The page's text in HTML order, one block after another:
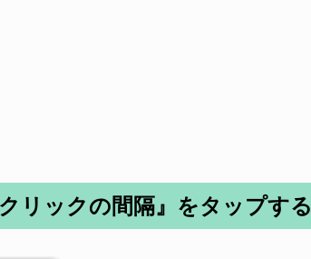
リックの間隔』をタップする